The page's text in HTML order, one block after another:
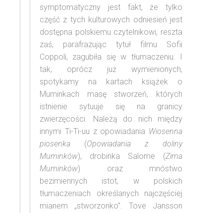
symptomatyczny jest fakt, że tylko
część z tych kulturowych odniesień jest
dostępna polskiemu czytelnikowi, reszta
zaś, parafrazując tytuł filmu Sofii
Coppoli, zagubiła się w tłumaczeniu. I
tak, oprócz już wymienionych,
spotykamy na kartach książek o
Muminkach masę stworzeń, których
istnienie sytuuje się na granicy
zwierzęcości. Należą do nich między
innymi Ti-Ti-uu z opowiadania Wiosenna
piosenka (Opowiadania z doliny
Muminków), drobinka Salome (Zima
Muminków) oraz mnóstwo
bezimiennych istot, w polskich
tłumaczeniach określanych najczęściej
mianem „stworzonko”. Tove Jansson